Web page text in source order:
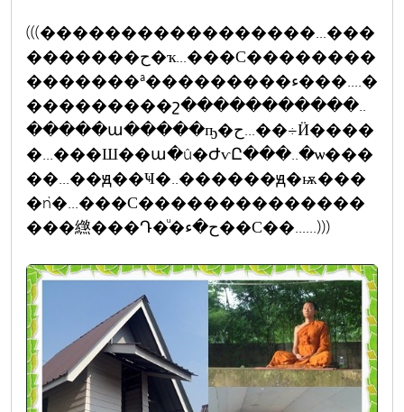
(((�����������������...���
�������ح�ҡ...���С��������
�������ª���������ء���....�
���������շ�����������..
�����ա�����ҧ�ح...��÷Ӥ����
�...���Ш��ա�û�ԺѵԸ���..�ѡ���
��...��ԭ��Ҹ�..������ԭ�ѭ���
�ǹ�...���С��������������
���繺���Դ�ͧ�ح�ء��С��......)))